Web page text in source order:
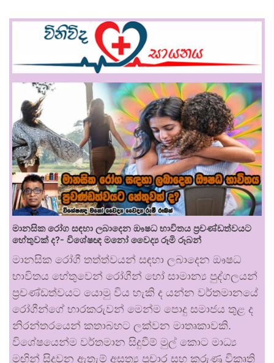
මානසික රෝග සඳහා ලබාදෙන ඖෂධ භාවිතය ප්‍රචණ්ඩත්වයට
හේතුවක් ද?- විශේෂඥ මනෝ වෛද්‍ය රූමි රූබන්
මානසික රෝගී තත්ත්වයන් සඳහා ලබාදෙන ඖෂධ
භාවිතය හේතුවෙන් රෝගීන් හෝ සාමාන්‍ය පුද්ගලයන්
ප්‍රචණ්ඩත්වයට යොමු විය හැකි ද යන්න වර්තමානයේ
රෝගීන්ගේ භාරකරුවන් මෙන්ම පොදු සමාජය තුළ ද
නිරන්තරයෙන් කතාබහට ලක්වන මාතෘකාවකි.
විශේෂයෙන්ම වර්තමාන සිදුවීම් මුල් කොට මාධ්‍ය
මඟින් සිදුවන ඇතැම් අසත්‍ය ප්‍රචාර සහ කරුණු විකෘති